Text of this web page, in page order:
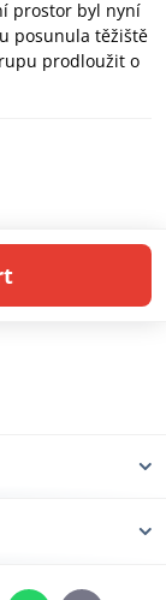
prostor byl nyní
posunula těžiště
prodloužit o